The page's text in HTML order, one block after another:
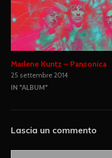
Marlene Kuntz – Pansonica
25 settembre 2014
IN "ALBUM"
Lascia un commento